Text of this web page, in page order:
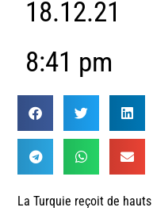
18.12.21
8:41 pm
La Turquie reçoit de